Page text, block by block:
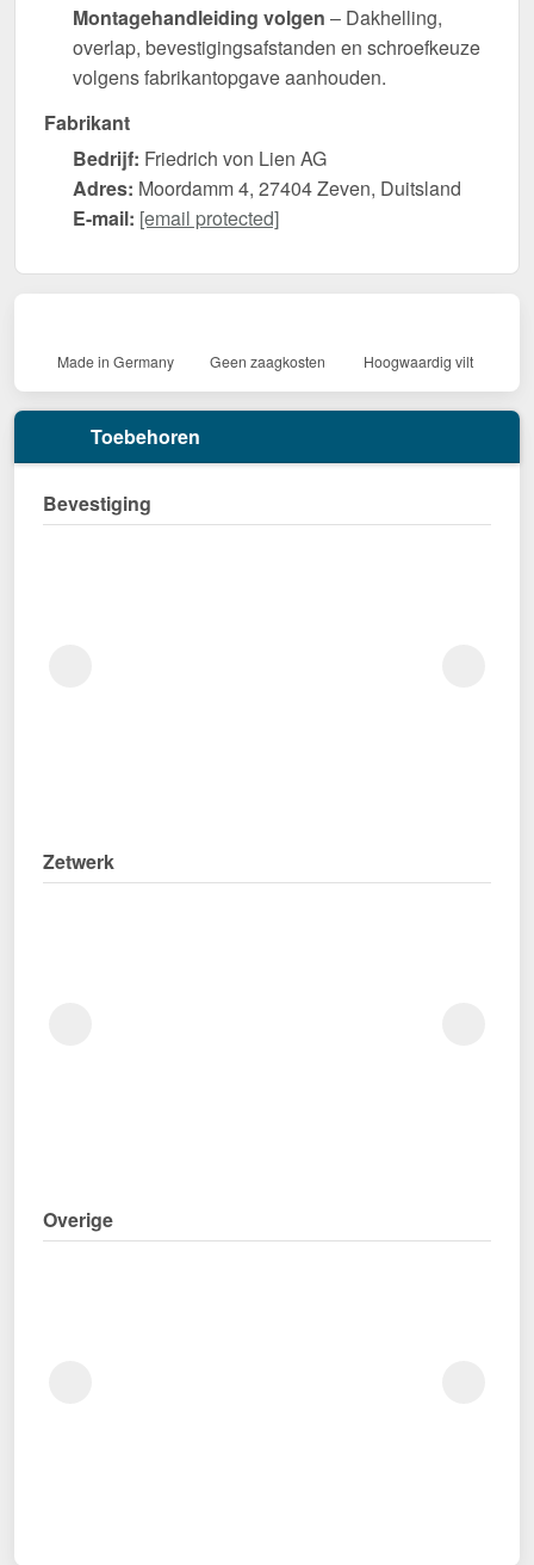
Montagehandleiding volgen – Dakhelling,
overlap, bevestigingsafstanden en schroefkeuze
volgens fabrikantopgave aanhouden.
Fabrikant
Bedrijf: Friedrich von Lien AG
Adres: Moordamm 4, 27404 Zeven, Duitsland
E-mail: [email protected]
Made in Germany Geen zaagkosten Hoogwaardig vilt
Toebehoren
Bevestiging
Zetwerk
Overige